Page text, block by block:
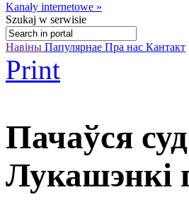
Kanały internetowe »
Szukaj w serwisie
Навіны Папулярнае Пра нас Кантакт
Print
Пачаўся
Лукашэнкі